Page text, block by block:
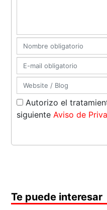
Autorizo el
siguiente Aviso de
Te puede interesar